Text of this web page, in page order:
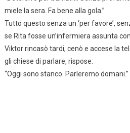
miele la sera. Fa bene alla gola.”
Tutto questo senza un ‘per favore’,
se Rita fosse un’infermiera assunta
Viktor rincasò tardi, cenò e accese la
gli chiese di parlare, rispose:
“Oggi sono stanco. Parleremo domani.”